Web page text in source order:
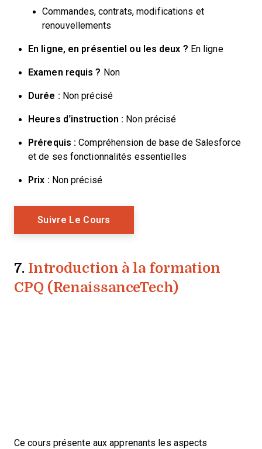
Commandes, contrats, modifications et
renouvellements
En ligne, en présentiel ou les deux ? En ligne
Examen requis ? Non
Durée : Non précisé
Heures d’instruction : Non précisé
Prérequis : Compréhension de base de Salesforce
et de ses fonctionnalités essentielles
Prix : Non précisé
Suivre Le Cours
7. Introduction à la formation
CPQ (RenaissanceTech)
Ce cours présente aux apprenants les aspects